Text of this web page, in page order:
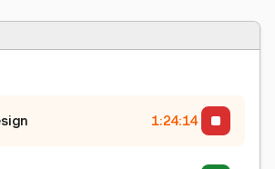
1:24:15